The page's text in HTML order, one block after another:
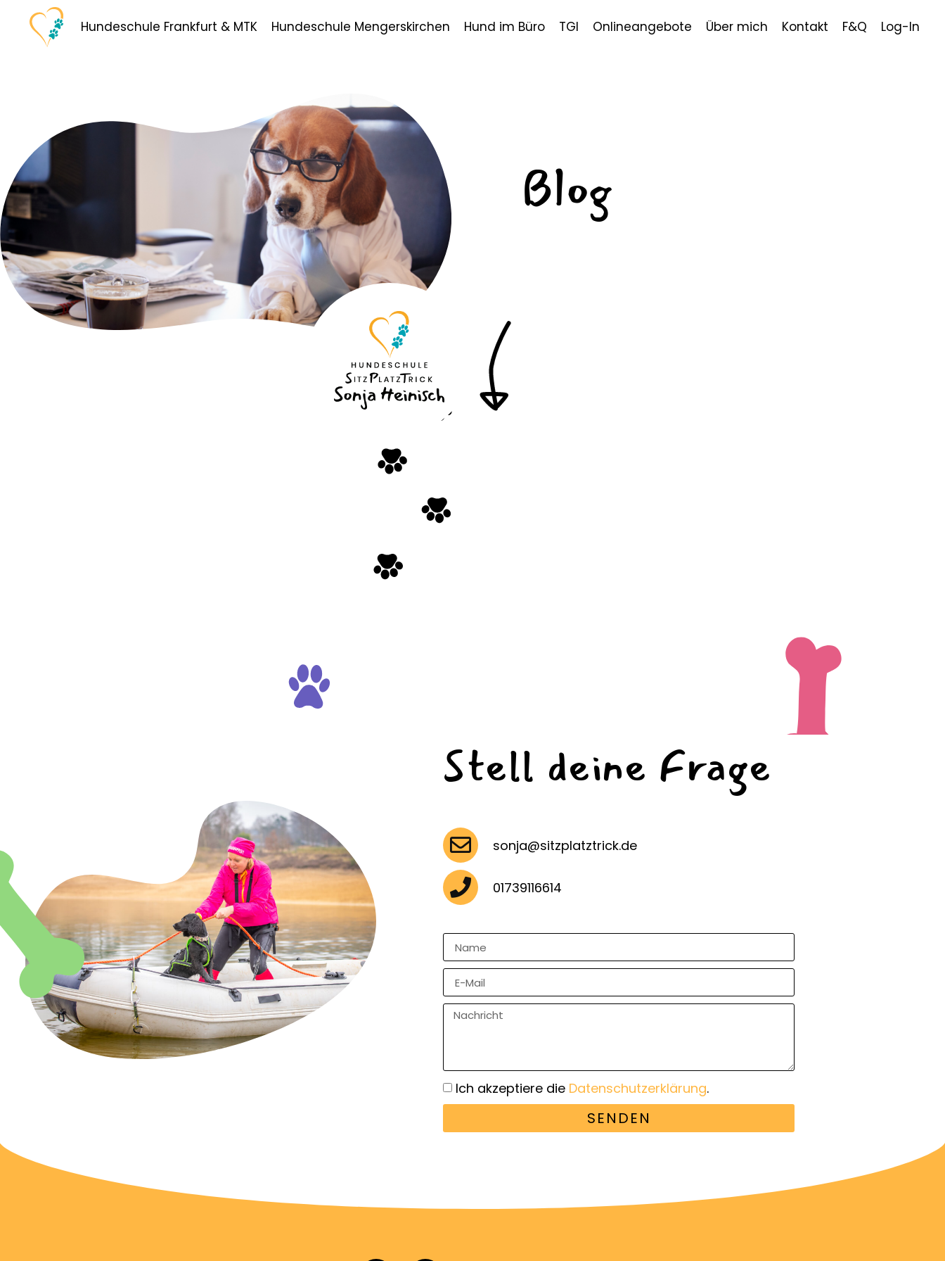
Hundeschule Frankfurt & MTK Hundeschule Mengerskirchen Hund im Büro TGI Onlineangebote Über mich Kontakt F&Q Log-In
Blog
Stell deine Frage
sonja@sitzplatztrick.de
01739116614
Ich akzeptiere die Datenschutzerklärung.
SENDEN